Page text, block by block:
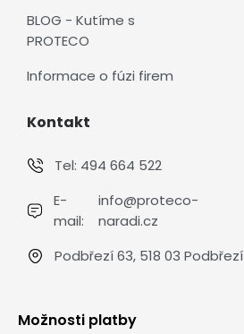
BLOG - Kutíme s
PROTECO
Informace o fúzi firem
Kontakt
Tel: 494 664 522
E-
mail:
info@proteco-
naradi.cz
Podbřezí 63, 518 03 Podbřezí
Možnosti platby